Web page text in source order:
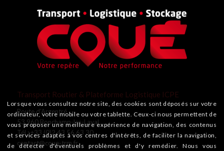
Transport Routier & Plateforme Logistique ICPE
Route d’Argentré
53 960 Bonchamp-les-Laval
Tél : +33 (0)2 43 56 63 30
contact@coue-trm.fr
Lorsque vous consultez notre site, des cookies sont déposés sur votre
ordinateur, votre mobile ou votre tablette. Ceux-ci nous permettent de
vous proposer une meilleure expérience de navigation, des contenus
et services adaptés à vos centres d'intérêts, de faciliter la navigation,
de détecter d'éventuels problèmes et d'y remédier. Nous vous